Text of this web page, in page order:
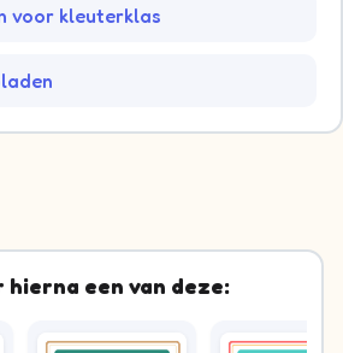
voor kleuterklas
hierna een van deze: